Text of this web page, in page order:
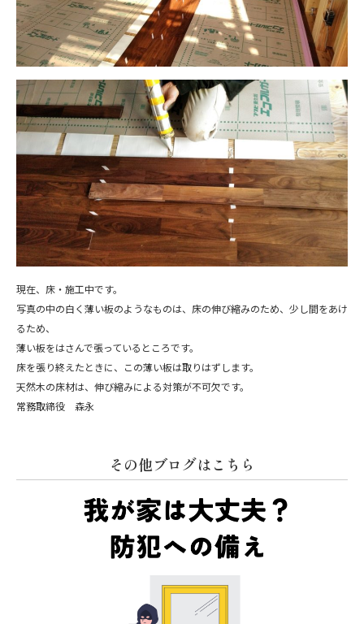
現在、床・施工中です。
写真の中の白く薄い板のようなものは、床の伸び縮みのため、少し間をあけ
るため、
薄い板をはさんで張っているところです。
床を張り終えたときに、この薄い板は取りはずします。
天然木の床材は、伸び縮みによる対策が不可欠です。
常務取締役 森永
その他ブログはこちら